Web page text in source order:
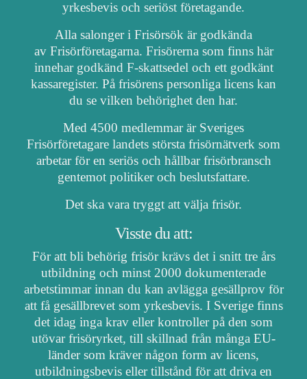
yrkesbevis och seriöst företagande.
Alla salonger i Frisörsök är godkända
av Frisörföretagarna. Frisörerna som finns här
innehar godkänd F-skattsedel och ett godkänt
kassaregister. På frisörens personliga licens kan
du se vilken behörighet den har.
Med 4500 medlemmar är Sveriges
Frisörföretagare landets största frisörnätverk som
arbetar för en seriös och hållbar frisörbransch
gentemot politiker och beslutsfattare.
Det ska vara tryggt att välja frisör.
Visste du att:
För att bli behörig frisör krävs det i snitt tre års
utbildning och minst 2000 dokumenterade
arbetstimmar innan du kan avlägga gesällprov för
att få gesällbrevet som yrkesbevis. I Sverige finns
det idag inga krav eller kontroller på den som
utövar frisöryrket, till skillnad från många EU-
länder som kräver någon form av licens,
utbildningsbevis eller tillstånd för att driva en